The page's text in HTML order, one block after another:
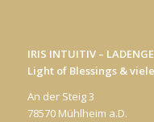
IRIS INTUITIV –
Light of Blessings &
An der Steig 3
78570 Mühlheim a.D.